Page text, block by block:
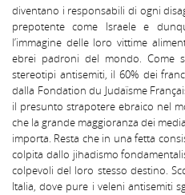
diventano i responsabili di ogni
prepotente come Israele e
l’immagine delle loro vittime
ebrei padroni del mondo. Come
stereotipi antisemiti, il 60% dei
dalla Fondation du Judaïsme
il presunto strapotere ebraico nel
che la grande maggioranza dei
importa. Resta che in una fetta
colpita dallo jihadismo
colpevoli del loro stesso destino.
Italia, dove pure i veleni antisemiti